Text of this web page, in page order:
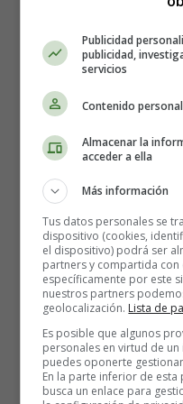
ingredientes a mano.
tomates cherry y
ingredientes.
La primera parte de la
jamón con el queso
cuchillo para extender
uniforme. Una vez que
enróllalas y
que queden bien
Publicidad
publicidad,
servicios
Contenido
Almacenar la
acceder a ella
Más información
Tus datos personales se
dispositivo (cookies,
el dispositivo) podrá ser
partners y compartida con
específicamente por este
nuestros partners
geolocalización. Lista de
Es posible que algunos
personales en virtud de
puedes oponerte
En la parte inferior de esta
busca un enlace para